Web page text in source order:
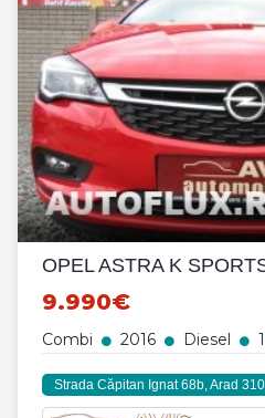
9.990€
Combi 2016 Diesel
Strada Căpitan Ignat 68b, Arad